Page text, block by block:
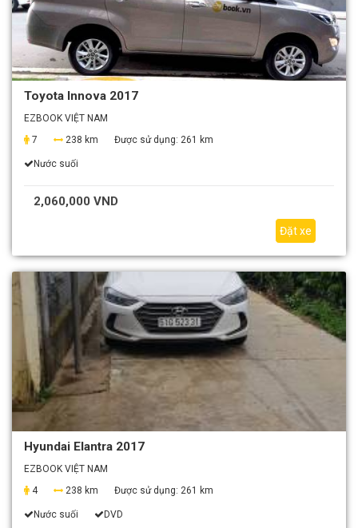
Toyota Innova 2017
EZBOOK VIỆT NAM
7
238 km Được sử dụng: 261 km
Nước suối
2,060,000 VND
Đặt xe
Hyundai Elantra 2017
EZBOOK VIỆT NAM
4
238 km Được sử dụng: 261 km
Nước suối DVD